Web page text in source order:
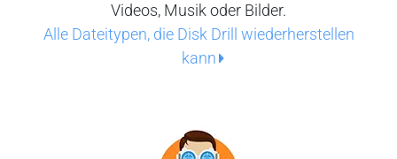
Videos, Musik oder Bilder.
Alle Dateitypen, die Disk Drill wiederherstellen
kann